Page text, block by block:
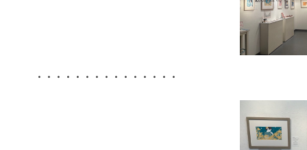
・・・・・・・・・・・・・・・